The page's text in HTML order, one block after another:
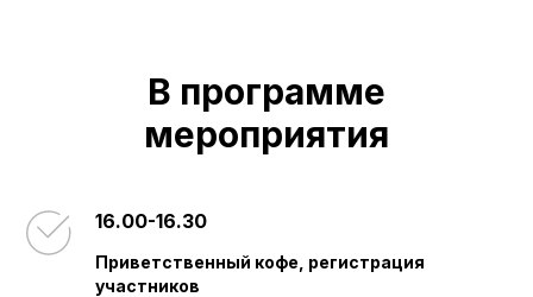
В программе
мероприятия
16.00-16.30
Приветственный кофе, регистрация
участников